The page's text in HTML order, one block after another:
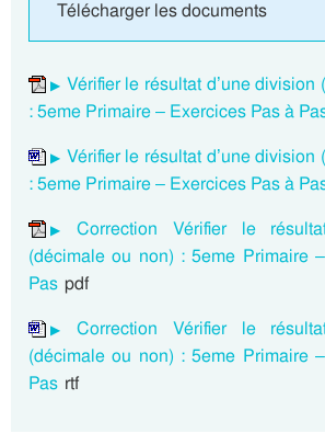
Télécharger les documents
Vérifier le résultat d’une division
: 5eme Primaire – Exercices Pas à
Vérifier le résultat d’une division
: 5eme Primaire – Exercices Pas à
Correction Vérifier le
(décimale ou non) : 5eme Primaire
Pas pdf
Correction Vérifier le
(décimale ou non) : 5eme Primaire
Pas rtf